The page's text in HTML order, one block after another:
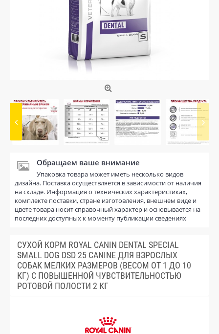
Обращаем ваше внимание
Упаковка товара может иметь несколько видов
дизайна. Поставка осуществляется в зависимости от наличия
на складе. Информация о технических характеристиках,
комплекте поставки, стране изготовления, внешнем виде и
цвете товара носит справочный характер и основывается на
последних доступных к моменту публикации сведениях
СУХОЙ КОРМ ROYAL CANIN DENTAL SPECIAL
SMALL DOG DSD 25 CANINE ДЛЯ ВЗРОСЛЫХ
СОБАК МЕЛКИХ РАЗМЕРОВ (ВЕСОМ ОТ 1 ДО 10
КГ) С ПОВЫШЕННОЙ ЧУВСТВИТЕЛЬНОСТЬЮ
РОТОВОЙ ПОЛОСТИ 2 КГ